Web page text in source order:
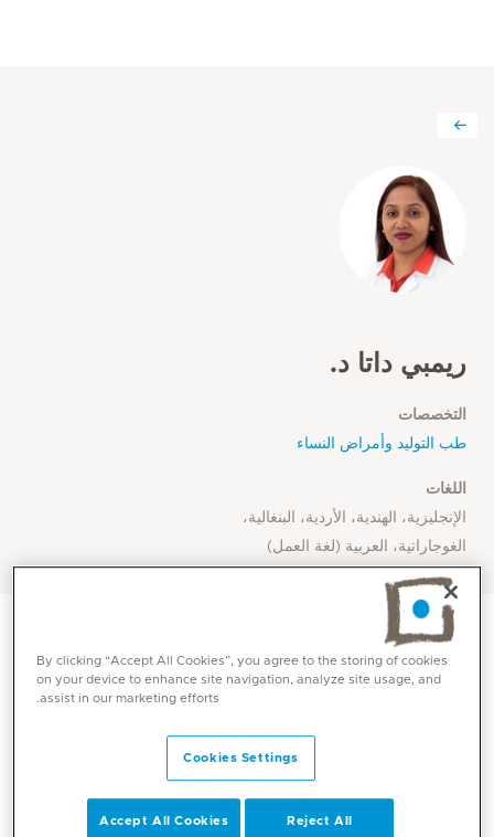
ريمبي داتا د.
التخصصات
طب التوليد وأمراض النساء
اللغات
الإنجليزية، الهندية، الأردية، البنغالية،
الغوجاراتية، العربية (لغة العمل)
Mediclinic Middle East Corporate Office
By clicking “Accept All Cookies”, you agree to the storing of cookies
on your device to enhance site navigation, analyze site usage, and
assist in our marketing efforts.
Cookies Settings
Reject All
Accept All Cookies